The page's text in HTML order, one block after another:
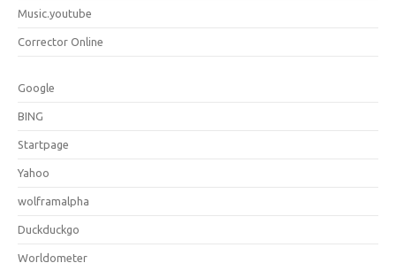
Music.youtube
Corrector Online
Google
BING
Startpage
Yahoo
wolframalpha
Duckduckgo
Worldometer